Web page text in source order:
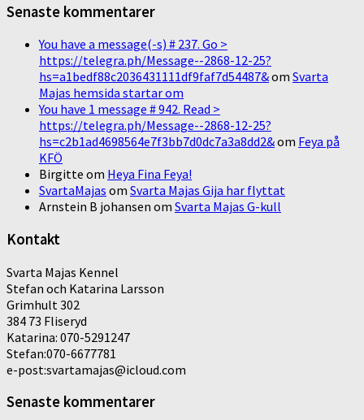
Senaste kommentarer
You have a message(-s) # 237. Go >
https://telegra.ph/Message--2868-12-25?
hs=a1bedf88c2036431111df9faf7d54487&om Svarta
Majas hemsida startar om
You have 1 message # 942. Read >
https://telegra.ph/Message--2868-12-25?
hs=c2b1ad4698564e7f3bb7d0dc7a3a8dd2&om Feya på
KFÖ
Birgitte om Heya Fina Feya!
SvartaMajas om Svarta Majas Gija har flyttat
Arnstein B johansen om Svarta Majas G-kull
Kontakt
Svarta Majas Kennel
Stefan och Katarina Larsson
Grimhult 302
384 73 Fliseryd
Katarina: 070-5291247
Stefan:070-6677781
e-post:svartamajas@icloud.com
Senaste kommentarer